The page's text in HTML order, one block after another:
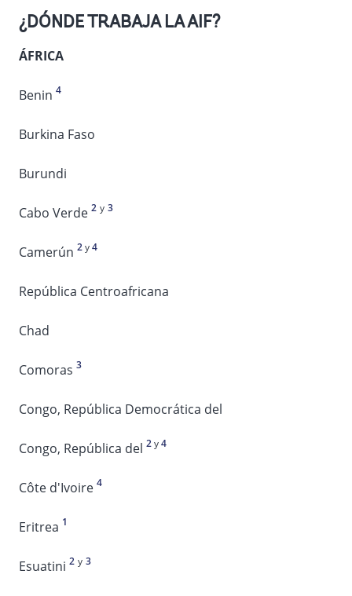
¿DÓNDE TRABAJA LA AIF?
ÁFRICA
Benin 4
Burkina Faso
Burundi
Cabo Verde 2 y 3
Camerún 2y4
República Centroafricana
Chad
Comoras 3
Congo, República Democrática del
Congo, República del 2y4
Côte d'Ivoire 4
Eritrea 1
Esuatini 2 y 3